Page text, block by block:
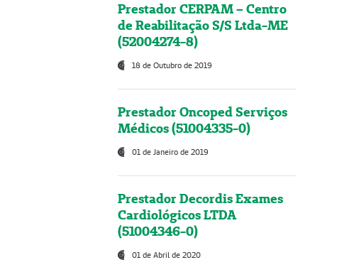
Prestador CERPAM – Centro
de Reabilitação S/S Ltda-ME
(52004274-8)
18 de Outubro de 2019
Prestador Oncoped Serviços
Médicos (51004335-0)
01 de Janeiro de 2019
Prestador Decordis Exames
Cardiológicos LTDA
(51004346-0)
01 de Abril de 2020